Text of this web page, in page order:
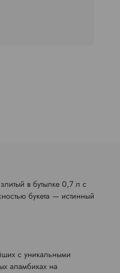
в бутылке 0,7 л с
букета — истинный
с уникальными
аламбиках на